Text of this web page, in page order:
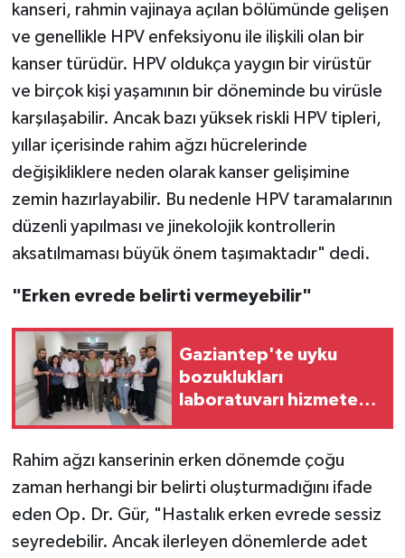
kanseri, rahmin vajinaya açılan bölümünde gelişen
ve genellikle HPV enfeksiyonu ile ilişkili olan bir
kanser türüdür. HPV oldukça yaygın bir virüstür
ve birçok kişi yaşamının bir döneminde bu virüsle
karşılaşabilir. Ancak bazı yüksek riskli HPV tipleri,
yıllar içerisinde rahim ağzı hücrelerinde
değişikliklere neden olarak kanser gelişimine
zemin hazırlayabilir. Bu nedenle HPV taramalarının
düzenli yapılması ve jinekolojik kontrollerin
aksatılmaması büyük önem taşımaktadır" dedi.
"Erken evrede belirti vermeyebilir"
Gaziantep'te uyku
bozuklukları
laboratuvarı hizmete
Rahim ağzı kanserinin erken dönemde çoğu
zaman herhangi bir belirti oluşturmadığını ifade
eden Op. Dr. Gür, "Hastalık erken evrede sessiz
seyredebilir. Ancak ilerleyen dönemlerde adet